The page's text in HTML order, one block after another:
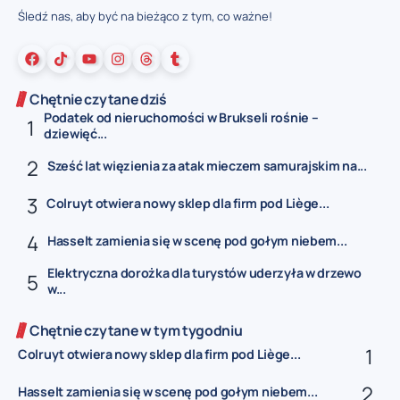
Śledź nas, aby być na bieżąco z tym, co ważne!
Chętnie czytane dziś
Podatek od nieruchomości w Brukseli rośnie –
dziewięć...
Sześć lat więzienia za atak mieczem samurajskim na...
Colruyt otwiera nowy sklep dla firm pod Liège...
Hasselt zamienia się w scenę pod gołym niebem...
Elektryczna dorożka dla turystów uderzyła w drzewo
w...
Chętnie czytane w tym tygodniu
Colruyt otwiera nowy sklep dla firm pod Liège...
Hasselt zamienia się w scenę pod gołym niebem...